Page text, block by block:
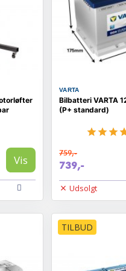
Vis
VARTA
Bilbatteri VARTA
(P+ standard)
759,-
739,-
Udsolgt
TILBUD